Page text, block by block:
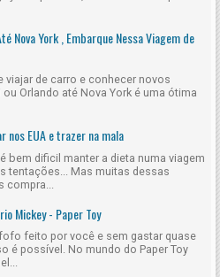
Nova York , Embarque Nessa Viagem de
viajar de carro e conhecer novos
ou Orlando até Nova York é uma ótima
nos EUA e trazer na mala
bem dificil manter a dieta numa viagem
tentações... Mas muitas dessas
Mickey - Paper Toy
feito por você e sem gastar quase
é possível. No mundo do Paper Toy